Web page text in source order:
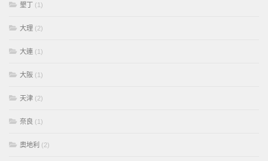
墾丁 (1)
大理 (2)
大連 (1)
大阪 (1)
天津 (2)
奈良 (1)
奧地利 (2)